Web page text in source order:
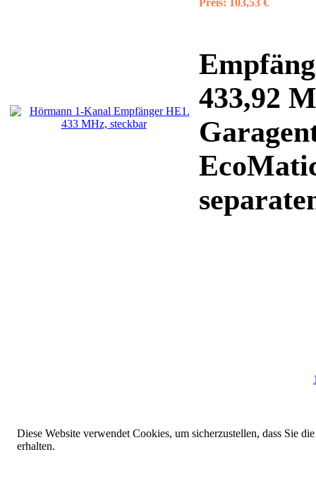
Preis: 103,53 €
433,92
Diese Website verwendet Cookies, um sicherzustellen, dass Sie
erhalten.